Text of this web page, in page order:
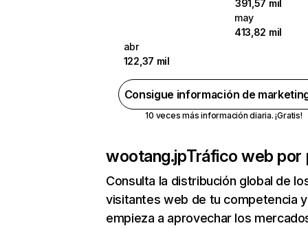
391,57 mil
may
413,82 mil
abr
122,37 mil
Consigue información de
10 veces más información diaria. ¡Gratis!
wootang.jpTráfico web por
Consulta la distribución global de
visitantes web de tu competencia y
empieza a aprovechar los